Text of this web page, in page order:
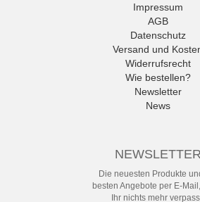
Impressum
AGB
Datenschutz
Versand und
Widerrufsrecht
Wie bestellen?
Newsletter
News
NEWSLETTER
Die neuesten Produkte
besten Angebote per E-
Ihr nichts mehr